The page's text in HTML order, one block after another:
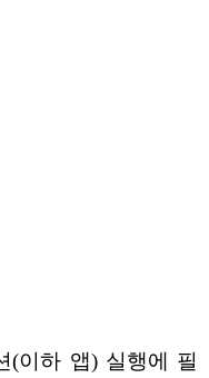
(이하 앱) 실행에 필